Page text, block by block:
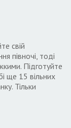
свій
півночі, тоді
Підготуйте
ще 15 вільних
Тільки